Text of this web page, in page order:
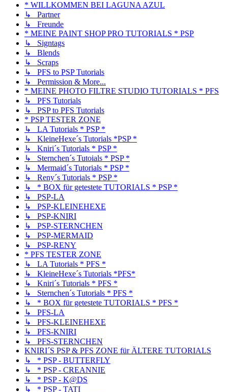
* WILLKOMMEN BEI LAGUNA AZUL
↳ Partner
↳ Freunde
* MEINE PAINT SHOP PRO TUTORIALS * PSP
↳ Signtags
↳ Blends
↳ Scraps
↳ PFS to PSP Tutorials
↳ Permission & More...
* MEINE PHOTO FILTRE STUDIO TUTORIALS * PFS
↳ PFS Tutorials
↳ PSP to PFS Tutorials
* PSP TESTER ZONE
↳ LA Tutorials * PSP *
↳ KleineHexe´s Tutorials *PSP *
↳ Kniri´s Tutorials * PSP *
↳ Sternchen´s Tutoials * PSP *
↳ Mermaid´s Tutorials * PSP *
↳ Reny´s Tutorials * PSP *
↳ * BOX für getestete TUTORIALS * PSP *
↳ PSP-LA
↳ PSP-KLEINEHEXE
↳ PSP-KNIRI
↳ PSP-STERNCHEN
↳ PSP-MERMAID
↳ PSP-RENY
* PFS TESTER ZONE
↳ LA Tutorials * PFS *
↳ KleineHexe´s Tutorials *PFS*
↳ Kniri´s Tutorials * PFS *
↳ Sternchen´s Tutorials * PFS *
↳ * BOX für getestete TUTORIALS * PFS *
↳ PFS-LA
↳ PFS-KLEINEHEXE
↳ PFS-KNIRI
↳ PFS-STERNCHEN
KNIRI´S PSP & PFS ZONE für ÄLTERE TUTORIALS
↳ * PSP - BUTTERFLY
↳ * PSP - CREANNIE
↳ * PSP - K@DS
↳ * PSP - TATI